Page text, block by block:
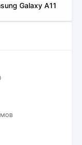
Galaxy A11